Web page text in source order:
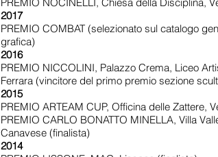
2017
PREMIO COMBAT (selezionato sul catalogo
grafica)
2016
PREMIO NICCOLINI, Palazzo Crema, Liceo
Ferrara (vincitore del primo premio sezione
2015
PREMIO ARTEAM CUP, Officina delle Zattere,
PREMIO CARLO BONATTO MINELLA, Villa
Canavese (finalista)
2014